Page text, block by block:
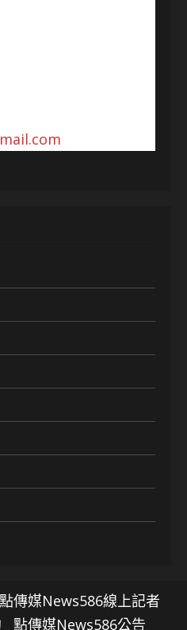
點傳媒News586線上記者
點傳媒News586公告